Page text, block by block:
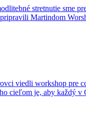
stretnutie sme
Martindom
viedli workshop pre
cieľom je, aby každý v